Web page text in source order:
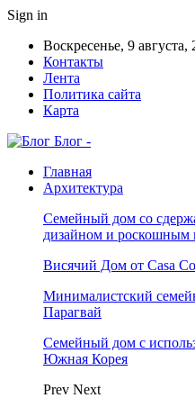
Sign in
Воскресенье, 9 августа,
Контакты
Лента
Политика сайта
Карта
Блог -
Главная
Архитектура
Семейный дом со
дизайном и роскошным
Висячий Дом от Casa
Минималистский
Парагвай
Семейный дом с
Южная Корея
Prev Next